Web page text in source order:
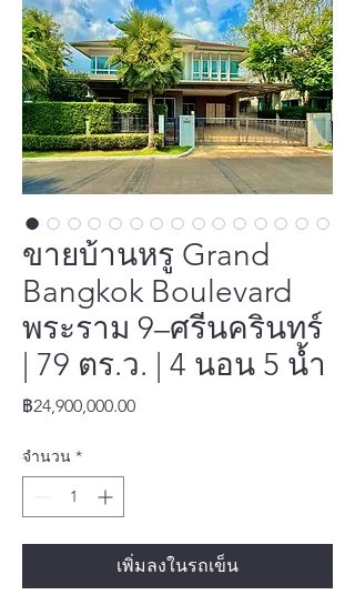
ขายบ้านหรู Grand
Bangkok Boulevard
พระราม 9–ศรีนครินทร์
| 79 ตร.ว. | 4 นอน 5 น้ำ
฿24,900,000.00ราคา
จำนวน *
เพิ่มลงในรถเข็น